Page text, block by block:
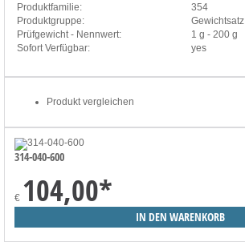
Produktfamilie:
354
Produktgruppe:
Gewichtsatz
Prüfgewicht - Nennwert:
1 g - 200 g
Sofort Verfügbar:
yes
Produkt vergleichen
314-040-600
€ 104,00*